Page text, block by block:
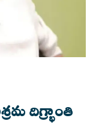
దిగ్భ్రాంతి